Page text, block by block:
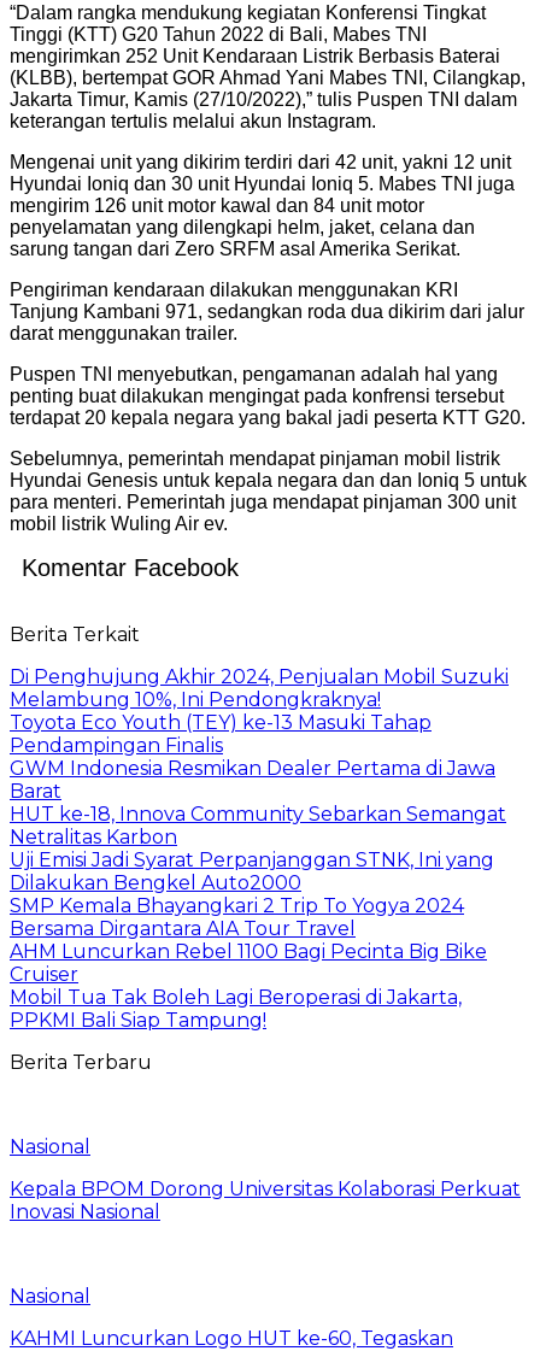
“Dalam rangka mendukung kegiatan Konferensi Tingkat
Tinggi (KTT) G20 Tahun 2022 di Bali, Mabes TNI
mengirimkan 252 Unit Kendaraan Listrik Berbasis Baterai
(KLBB), bertempat GOR Ahmad Yani Mabes TNI, Cilangkap,
Jakarta Timur, Kamis (27/10/2022),” tulis Puspen TNI dalam
keterangan tertulis melalui akun Instagram.
Mengenai unit yang dikirim terdiri dari 42 unit, yakni 12 unit
Hyundai Ioniq dan 30 unit Hyundai Ioniq 5. Mabes TNI juga
mengirim 126 unit motor kawal dan 84 unit motor
penyelamatan yang dilengkapi helm, jaket, celana dan
sarung tangan dari Zero SRFM asal Amerika Serikat.
Pengiriman kendaraan dilakukan menggunakan KRI
Tanjung Kambani 971, sedangkan roda dua dikirim dari jalur
darat menggunakan trailer.
Puspen TNI menyebutkan, pengamanan adalah hal yang
penting buat dilakukan mengingat pada konfrensi tersebut
terdapat 20 kepala negara yang bakal jadi peserta KTT G20.
Sebelumnya, pemerintah mendapat pinjaman mobil listrik
Hyundai Genesis untuk kepala negara dan dan Ioniq 5 untuk
para menteri. Pemerintah juga mendapat pinjaman 300 unit
mobil listrik Wuling Air ev.
Komentar Facebook
Berita Terkait
Di Penghujung Akhir 2024, Penjualan Mobil Suzuki
Melambung 10%, Ini Pendongkraknya!
Toyota Eco Youth (TEY) ke-13 Masuki Tahap
Pendampingan Finalis
GWM Indonesia Resmikan Dealer Pertama di Jawa
Barat
HUT ke-18, Innova Community Sebarkan Semangat
Netralitas Karbon
Uji Emisi Jadi Syarat Perpanjanggan STNK, Ini yang
Dilakukan Bengkel Auto2000
SMP Kemala Bhayangkari 2 Trip To Yogya 2024
Bersama Dirgantara AIA Tour Travel
AHM Luncurkan Rebel 1100 Bagi Pecinta Big Bike
Cruiser
Mobil Tua Tak Boleh Lagi Beroperasi di Jakarta,
PPKMI Bali Siap Tampung!
Berita Terbaru
Nasional
Kepala BPOM Dorong Universitas Kolaborasi Perkuat
Inovasi Nasional
Nasional
KAHMI Luncurkan Logo HUT ke-60, Tegaskan